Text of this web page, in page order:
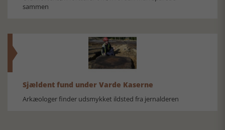
sammen
Sjældent fund under Varde Kaserne
Arkæologer finder udsmykket ildsted fra jernalderen